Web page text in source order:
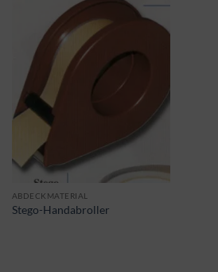
ABDECKMATERIAL
Stego-Handabroller